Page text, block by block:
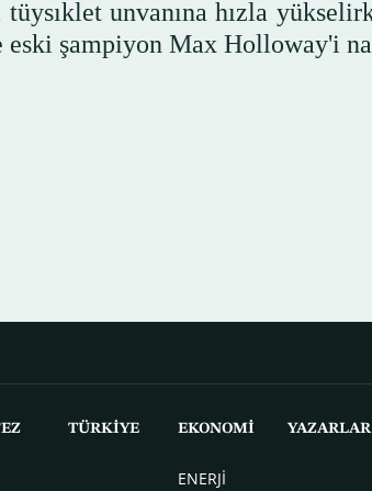
tüysıklet unvanına hızla
eski şampiyon Max Holloway'i
TÜRKİYE EKONOMİ
ENERJİ
YAZARLAR